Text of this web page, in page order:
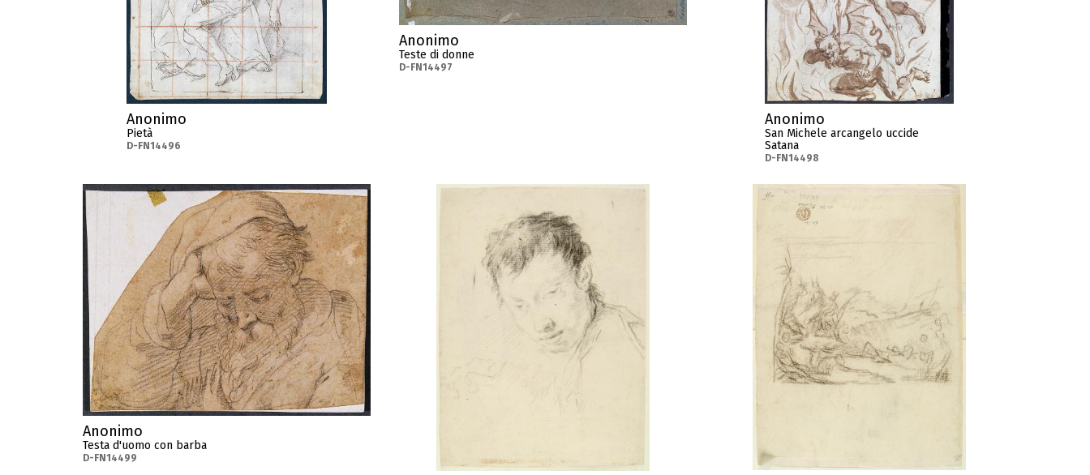
Anonimo
Pietà
D-FN14496
Anonimo
Teste di donne
D-FN14497
Anonimo
San Michele arcangelo uccide
Satana
D-FN14498
Anonimo
Testa d'uomo con barba
D-FN14499